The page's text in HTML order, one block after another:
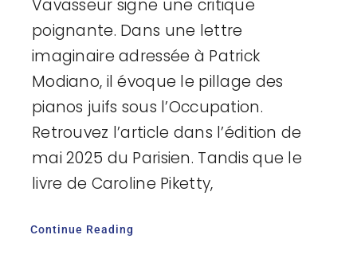
Vavasseur signe une critique
poignante. Dans une lettre
imaginaire adressée à Patrick
Modiano, il évoque le pillage des
pianos juifs sous l’Occupation.
Retrouvez l’article dans l’édition de
mai 2025 du Parisien. Tandis que le
livre de Caroline Piketty,
Continue Reading